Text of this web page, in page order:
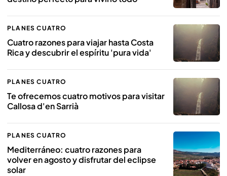
PLANES CUATRO
Cuatro razones para viajar hasta Costa
Rica y descubrir el espíritu 'pura vida'
PLANES CUATRO
Te ofrecemos cuatro motivos para visitar
Callosa d'en Sarrià
PLANES CUATRO
Mediterráneo: cuatro razones para
volver en agosto y disfrutar del eclipse
solar